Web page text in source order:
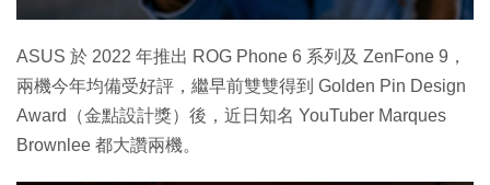
ASUS 於 2022 年推出 ROG Phone 6 系列及 ZenFone 9，
兩機今年均備受好評，繼早前雙雙得到 Golden Pin Design
Award（金點設計獎）後，近日知名 YouTuber Marques
Brownlee 都大讚兩機。